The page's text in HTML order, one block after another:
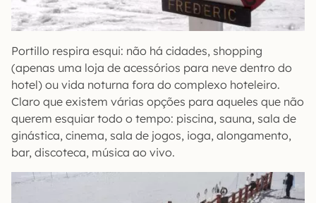
Portillo respira esqui: não há cidades, shopping
(apenas uma loja de acessórios para neve dentro do
hotel) ou vida noturna fora do complexo hoteleiro.
Claro que existem várias opções para aqueles que não
querem esquiar todo o tempo: piscina, sauna, sala de
ginástica, cinema, sala de jogos, ioga, alongamento,
bar, discoteca, música ao vivo.